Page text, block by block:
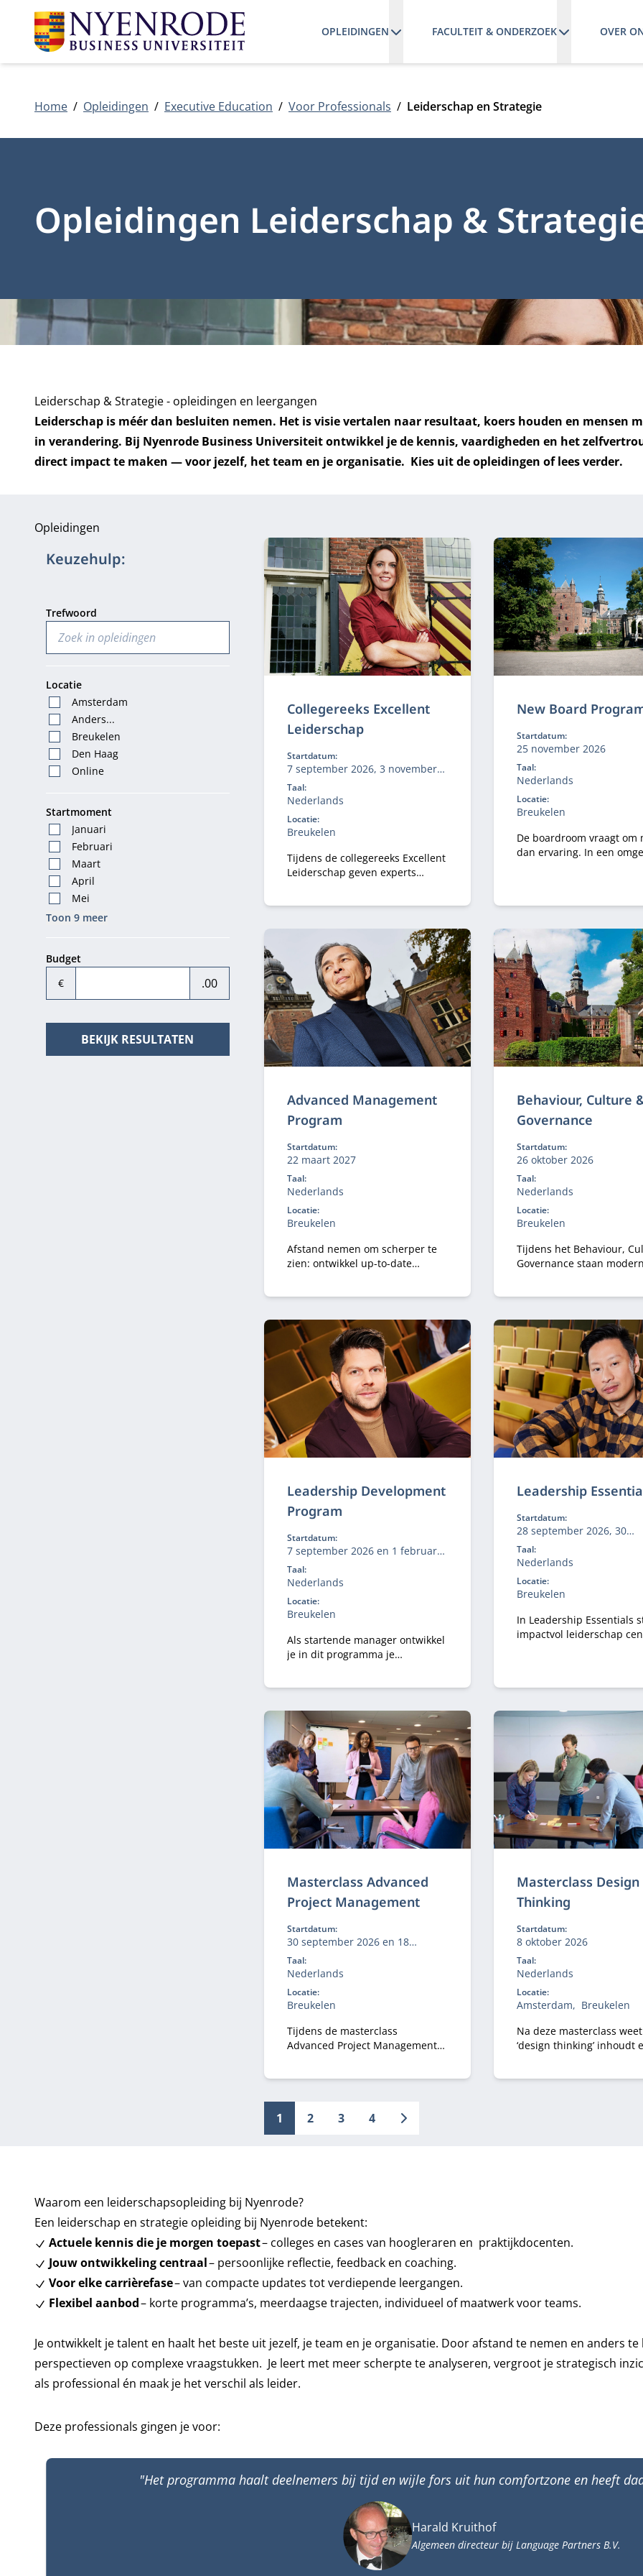
OPLEIDINGEN FACULTEIT & ONDERZOEK OVER
Home Opleidingen Executive Education Voor Professionals Leiderschap en Strategie
Opleidingen Leiderschap &
Leiderschap & Strategie - opleidingen en leergangen
Leiderschap is méér dan besluiten nemen. Het is visie vertalen naar resultaat, koers houden en mensen
in verandering. Bij Nyenrode Business Universiteit ontwikkel je de kennis, vaardigheden en het
direct impact te maken — voor jezelf, het team en je organisatie. Kies uit de opleidingen of lees verder.
Opleidingen
Keuzehulp:
Trefwoord
Locatie
Amsterdam
Anders...
Breukelen
Den Haag
Online
Startmoment
Januari
Februari
Maart
April
Mei
Toon 9 meer
Budget
€
.00
BEKIJK RESULTATEN
43 opleidingen
Collegereeks Excellent
Leiderschap
Startdatum:
7 september 2026, 3 november
2026, 26 januari 2027, 10 mei
2027
Taal:
Nederlands
Locatie:
Breukelen
Tijdens de collegereeks Excellent
Leiderschap geven experts
New Board
Startdatum:
25 november 2026
Taal:
Nederlands
Locatie:
Breukelen
De boardroom vraagt om
dan ervaring. In een
kompas dat staat — én de
effectief te blijven onder
spanning. In het New Board
Program ontwikkel je jouw
besluitvorming,
stakeholderdialoog en
constructieve
vertaal je iedere module
naar jouw praktijk.
Advanced Management
Program
Startdatum:
22 maart 2027
Taal:
Nederlands
Locatie:
Breukelen
Afstand nemen om scherper te
zien: ontwikkel up-to-date
Behaviour, Culture
Governance
Startdatum:
26 oktober 2026
Taal:
Nederlands
Locatie:
Breukelen
Tijdens het Behaviour,
Governance staan
je een gezonde
een gezond ecosysteem?
Leadership Development
Program
Startdatum:
7 september 2026 en 1 februari
2027
Taal:
Nederlands
Locatie:
Breukelen
Als startende manager ontwikkel
je in dit programma je
effectief richting geeft aan
mensen, verandering en
organisatiedoelen.
Leadership
Startdatum:
28 september 2026, 30
november 2026
Taal:
Nederlands
Locatie:
Breukelen
In Leadership Essentials
impactvol leiderschap
te mobiliseren richting
jezelf en de mensen om je
Masterclass Advanced
Project Management
Startdatum:
30 september 2026 en 18
november 2026
Taal:
Nederlands
Locatie:
Breukelen
Tijdens de masterclass
Advanced Project Management
Masterclass Design
Thinking
Startdatum:
8 oktober 2026
Taal:
Nederlands
Locatie:
Amsterdam
Breukelen
Na deze masterclass
‘design thinking’ inhoudt
1 2 3 4
Waarom een leiderschapsopleiding bij Nyenrode?
Een leiderschap en strategie opleiding bij Nyenrode betekent:
Actuele kennis die je morgen toepast– colleges en cases van hoogleraren en praktijkdocenten.
Jouw ontwikkeling centraal– persoonlijke reflectie, feedback en coaching.
Voor elke carrièrefase– van compacte updates tot verdiepende leergangen.
Flexibel aanbod– korte programma’s, meerdaagse trajecten, individueel of maatwerk voor teams.
Je ontwikkelt je talent en haalt het beste uit jezelf, je team en je organisatie. Door afstand te nemen en anders
perspectieven op complexe vraagstukken. Je leert met meer scherpte te analyseren, vergroot je strategisch
als professional én maak je het verschil als leider.
Deze professionals gingen je voor:
"Het programma haalt deelnemers bij tijd en wijle fors uit hun comfortzone en heeft
Harald Kruithof
Algemeen directeur bij Language Partners B.V.